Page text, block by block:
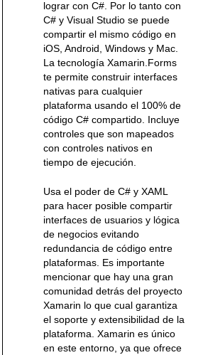
lograr con C#. Por lo tanto con
C# y Visual Studio se puede
compartir el mismo código en
iOS, Android, Windows y Mac.
La tecnología Xamarin.Forms
te permite construir interfaces
nativas para cualquier
plataforma usando el 100% de
código C# compartido. Incluye
controles que son mapeados
con controles nativos en
tiempo de ejecución.
Usa el poder de C# y XAML
para hacer posible compartir
interfaces de usuarios y lógica
de negocios evitando
redundancia de código entre
plataformas. Es importante
mencionar que hay una gran
comunidad detrás del proyecto
Xamarin lo que cual garantiza
el soporte y extensibilidad de la
plataforma. Xamarin es único
en este entorno, ya que ofrece